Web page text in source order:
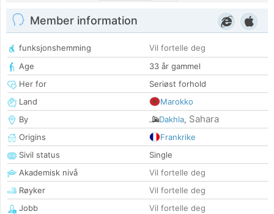
Member information
funksjonshemming
Vil fortelle deg
Age
33 år gammel
Her for
Seriøst forhold
Land
Marokko
By
Dakhla, Sahara
Origins
Frankrike
Sivil status
Single
Akademisk nivå
Vil fortelle deg
Røyker
Vil fortelle deg
Jobb
Vil fortelle deg